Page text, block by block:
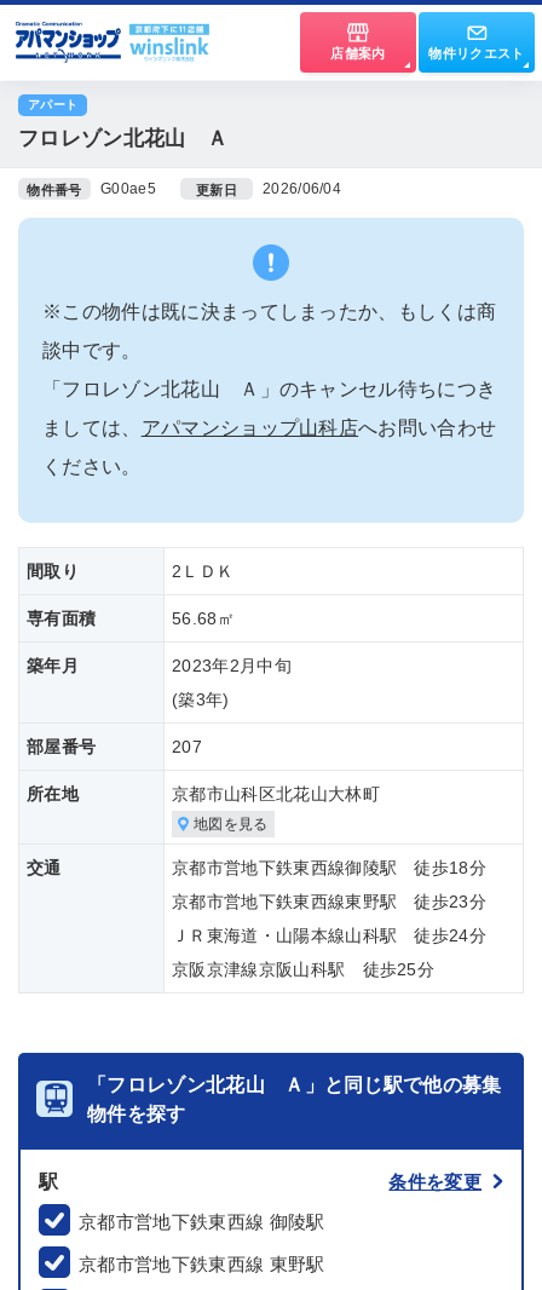
店舗案内 物件リクエスト
アパート
フロレゾン北花山 Ａ
物件番号 G00ae5 更新日 2026/06/04
※この物件は既に決まってしまったか、もしくは商
談中です。
「フロレゾン北花山 Ａ」のキャンセル待ちにつき
ましては、 アパマンショップ山科店へお問い合わせ
ください。
間取り 2ＬＤＫ
専有面積 56.68㎡
築年月
2023年2月中旬
(築3年)
部屋番号 207
所在地 京都市山科区北花山大林町
地図を見る
交通
京都市営地下鉄東西線御陵駅 徒歩18分
京都市営地下鉄東西線東野駅 徒歩23分
ＪＲ東海道・山陽本線山科駅 徒歩24分
京阪京津線京阪山科駅 徒歩25分
「フロレゾン北花山 Ａ」と同じ駅で他の募集
物件を探す
駅
条件を変更
京都市営地下鉄東西線 御陵駅
京都市営地下鉄東西線 東野駅